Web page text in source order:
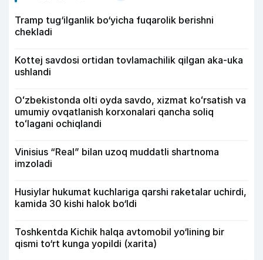
Tramp tug‘ilganlik bo‘yicha fuqarolik berishni
chekladi
Kottej savdosi ortidan tovlamachilik qilgan aka-uka
ushlandi
Oʻzbekistonda olti oyda savdo, xizmat koʻrsatish va
umumiy ovqatlanish korxonalari qancha soliq
toʻlagani ochiqlandi
Vinisius “Real” bilan uzoq muddatli shartnoma
imzoladi
Husiylar hukumat kuchlariga qarshi raketalar uchirdi,
kamida 30 kishi halok bo‘ldi
Toshkentda Kichik halqa avtomobil yo‘lining bir
qismi to‘rt kunga yopildi (xarita)